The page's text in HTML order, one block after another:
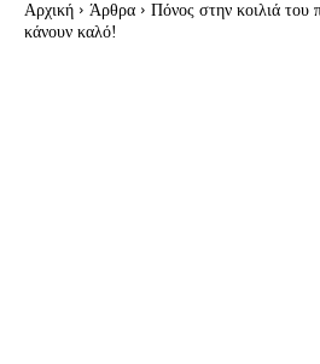
Αρχική Άρθρα
Πόνος στην κοιλιά του
κάνουν καλό!